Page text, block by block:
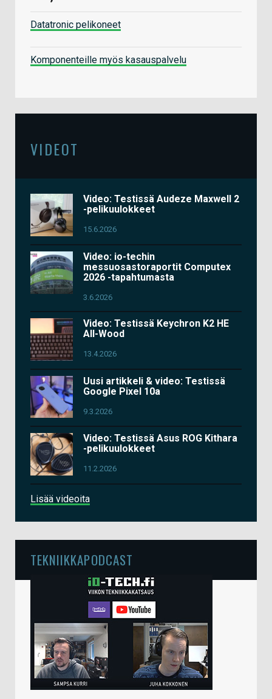
Datatronic pelikoneet
Komponenteille myös kasauspalvelu
VIDEOT
Video: Testissä Audeze Maxwell 2
-pelikuulokkeet
15.6.2026
Video: io-techin
messuosastoraportit Computex
2026 -tapahtumasta
3.6.2026
Video: Testissä Keychron K2 HE
All-Wood
13.4.2026
Uusi artikkeli & video: Testissä
Google Pixel 10a
9.3.2026
Video: Testissä Asus ROG Kithara
-pelikuulokkeet
11.2.2026
Lisää videoita
TEKNIIKKAPODCAST